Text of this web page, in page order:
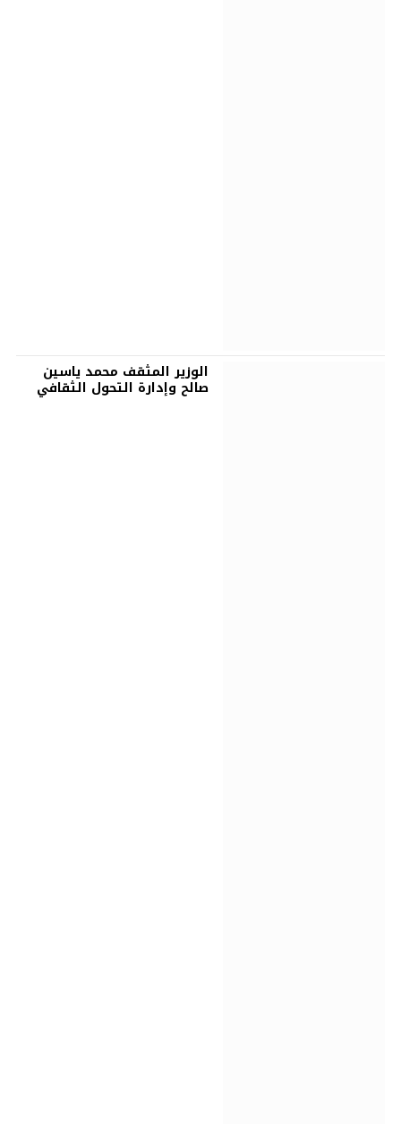
الوزير المثقف محمد ياسين
صالح وإدارة التحول الثقافي